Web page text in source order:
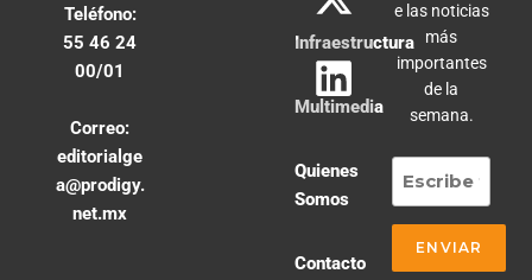
Teléfono:
55 46 24
00/01
Correo:
editorialge
a@prodigy.
net.mx
Infraestructura
Multimedia
Quienes
Somos
Contacto
e las noticias
más
importantes
de la
semana.